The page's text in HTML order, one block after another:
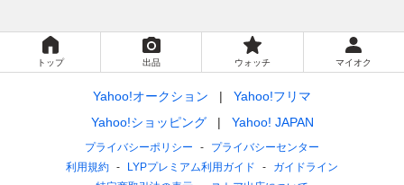
トップ 出品 ウォッチ マイオク
Yahoo!オークション
Yahoo!フリマ
Yahoo!ショッピング
Yahoo! JAPAN
プライバシーポリシー
プライバシーセンター
利用規約
LYPプレミアム利用ガイド
ガイドライン